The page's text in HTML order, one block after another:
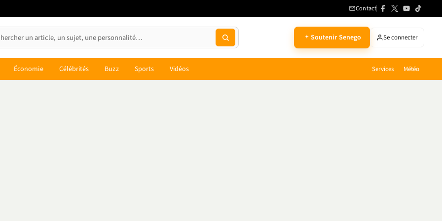
Contact
Soutenir Senego Se connecter
Économie Célébrités Buzz Sports Vidéos Services Météo